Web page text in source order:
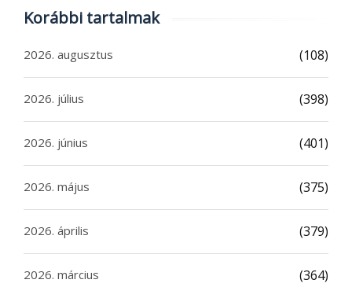
Korábbi tartalmak
2026. augusztus (108)
2026. július (398)
2026. június (401)
2026. május (375)
2026. április (379)
2026. március (364)